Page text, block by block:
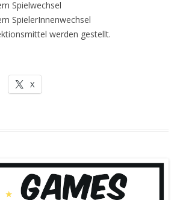
Spielwechsel
SpielerInnenwechsel
werden gestellt.
X